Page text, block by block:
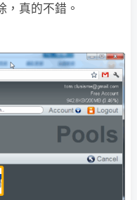
，真的不錯。